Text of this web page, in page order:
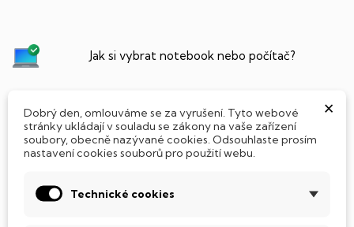
Jak si vybrat notebook nebo počítač?
Přidat Microsoft Office Plus ➡️ 499,-
×
Dobrý den, omlouváme se za vyrušení. Tyto webové
stránky ukládají v souladu se zákony na vaše zařízení
soubory, obecně nazývané cookies. Odsouhlaste prosím
nastavení cookies souborů pro použití webu.
Technické cookies